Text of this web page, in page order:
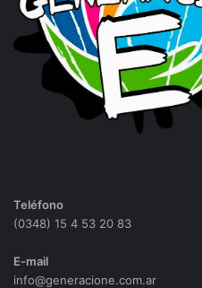
Teléfono
(0348) 15 4 53 20 83
E-mail
info@generacione.com.ar